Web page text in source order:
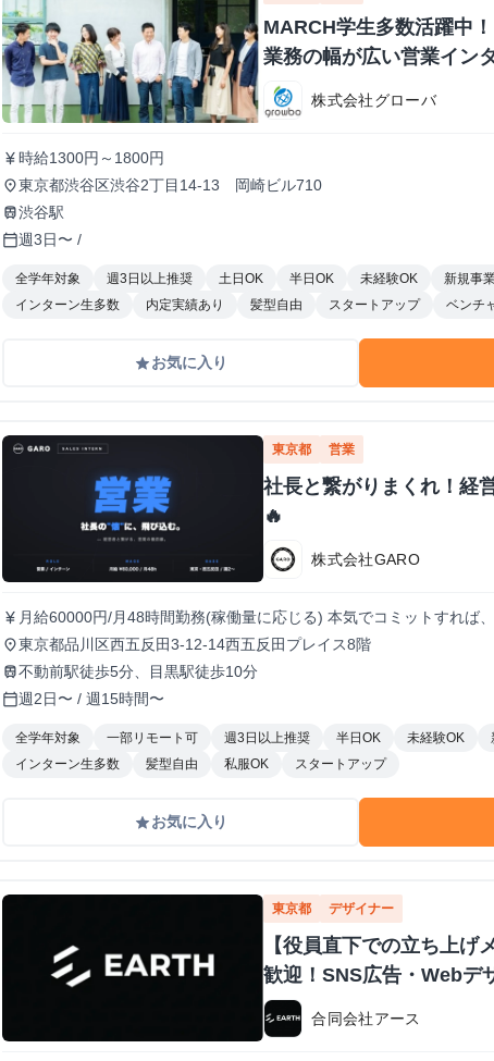
MARCH学生多数活躍中
業務の幅が広い営業イン
株式会社グローバ
currency_yen時給1300円～1800円
place東京都渋谷区渋谷2丁目14-13 岡崎ビル710
train渋谷駅
calendar_today週3日〜 /
全学年対象 週3日以上推奨 土日OK 半日OK 未経験OK 新規事
インターン生多数
内定実績あり 髪型自由 スタートアップ ベンチ
gradeお気に入り
東京都 営業
社長と繋がりまくれ！経
🔥
株式会社GARO
currency_yen 月給60000円/月48時間勤務(稼働量に応じる) 本気でコミットすれば
得られる環境です！
place東京都品川区西五反田3-12-14西五反田プレイス8階
train不動前駅徒歩5分、目黒駅徒歩10分
calendar_today週2日〜 / 週15時間〜
全学年対象 一部リモート可 週3日以上推奨 半日OK 未経験OK
インターン生多数
髪型自由 私服OK スタートアップ
gradeお気に入り
東京都 デザイナー
【役員直下での立ち上げ
歓迎！SNS広告・Webデ
合同会社アース